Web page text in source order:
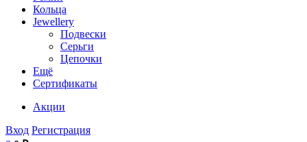
Кольца
Jewellery
Подвески
Серьги
Цепочки
Ещё
Сертификаты
Акции
Вход Регистрация